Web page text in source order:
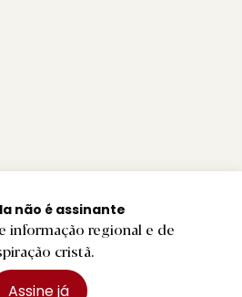
não é assinante
informação regional e de
cristã.
Assine já